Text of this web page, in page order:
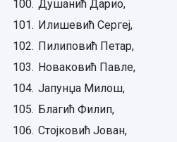
100. Душанић Дарио,
101. Илишевић Сергеј,
102. Пилиповић Петар,
103. Новаковић Павле,
104. Јапунџа Милош,
105. Благић Филип,
106. Стојковић Јован,